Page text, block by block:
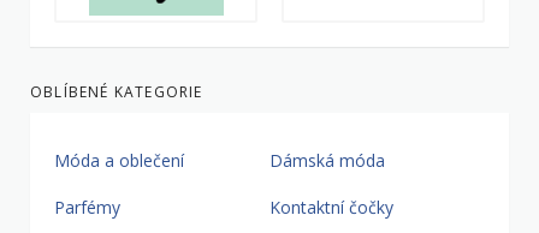
OBLÍBENÉ KATEGORIE
Móda a oblečení Dámská móda
Parfémy Kontaktní čočky